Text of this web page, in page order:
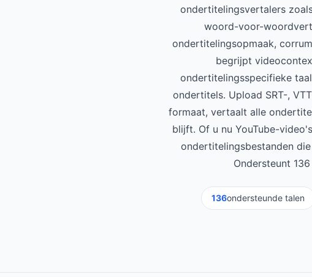
ondertitelingsvertalers
woord-voor-
ondertitelingsopmaak,
begrijpt
ondertitelingsspecifieke
ondertitels. Upload SRT-,
formaat, vertaalt alle
blijft. Of u nu YouTube-
ondertitelingsbestanden
Ondersteunt
136ondersteunde talen